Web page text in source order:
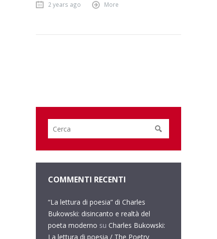
2 years ago More
COMMENTI RECENTI
“La lettura di poesia” di Charles
Bukowski: disincanto e realtà del
poeta moderno su Charles Bukowski:
La lettura di poesia / The Poetry